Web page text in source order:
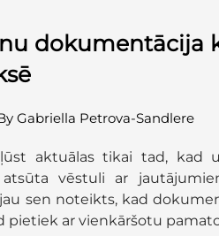
dokumentācija
Gabriella Petrova-Sandlere
aktuālas tikai tad, kad
vēstuli ar
sen noteikts, kad
pietiek ar vienkāršotu